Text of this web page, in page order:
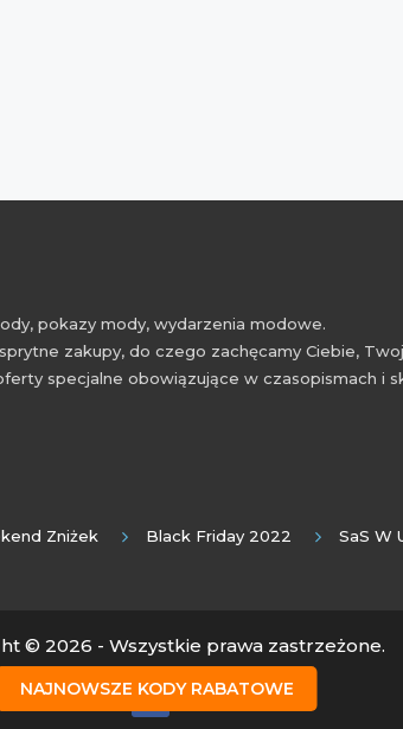
NAJNOWSZE KODY RABATOWE
pokazy mody, wydarzenia modowe.
zakupy, do czego zachęcamy Ciebie,
specjalne obowiązujące w czasopismach i
Zniżek Black Friday 2022 SaS W
© 2026 - Wszystkie prawa zastrzeżone.